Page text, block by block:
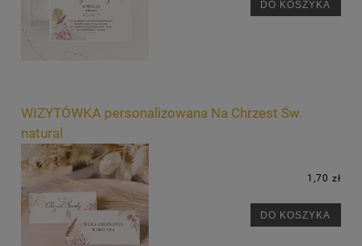
DO KOSZYKA
WIZYTÓWKA personalizowana Na Chrzest Św.
natural
1,70 zł
DO KOSZYKA